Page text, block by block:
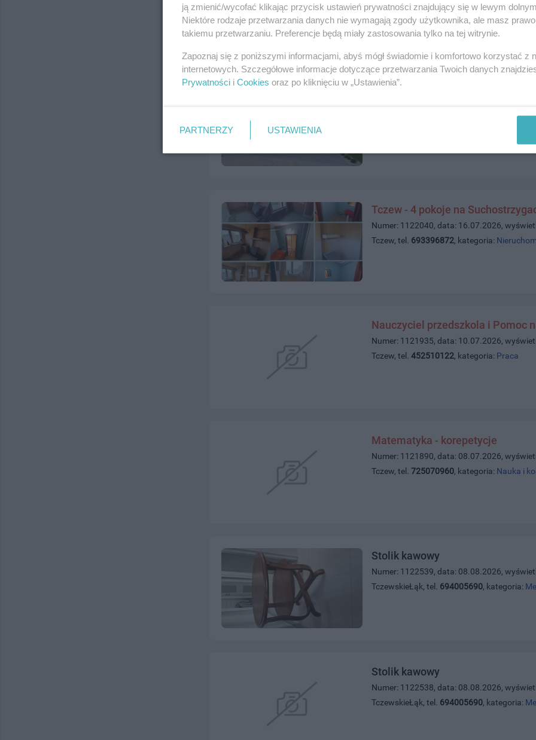
Tczew, tel. 502523637, kategoria:
Tczew - 4 pokoje na
Numer: 1122040, data: 16.07.2026,
Tczew, tel. 693396872, kategoria:
Nauczyciel przedszkola i Pomoc
Numer: 1121935, data: 10.07.2026,
Tczew, tel.452510122, kategoria: Praca
Matematyka - korepetycje
Numer: 1121890, data: 08.07.2026,
Tczew, tel.725070960, kategoria: Nauka i
Stolik kawowy
Numer: 1122539, data: 08.08.2026,
TczewskieŁąk, tel. 694005690, kategoria:
Stolik kawowy
Numer: 1122538, data: 08.08.2026,
TczewskieŁąk, tel. 694005690, kategoria:
ją zmienić/wycofać klikając przycisk ustawień prywatności znajdujący się w lewym
Niektóre rodzaje przetwarzania danych nie wymagają zgody użytkownika, ale masz
takiemu przetwarzaniu. Preferencje będą miały zastosowania tylko na tej witrynie.
Zapoznaj się z poniższymi informacjami, abyś mógł świadomie i komfortowo korzystać z
internetowych. Szczegółowe informacje dotyczące przetwarzania Twoich danych
Prywatności i Cookies oraz po kliknięciu w „Ustawienia”.
PARTNERZY USTAWIENIA